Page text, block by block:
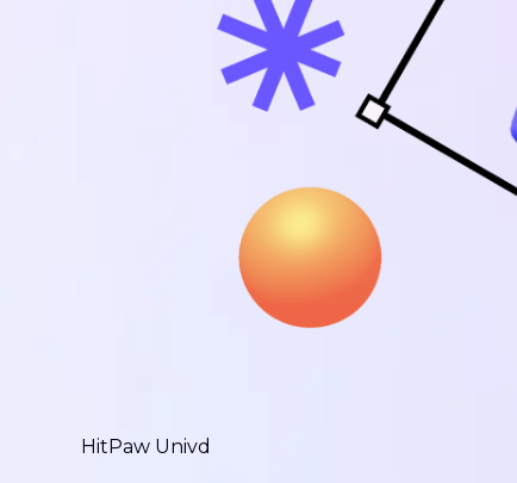
HitPaw Univd